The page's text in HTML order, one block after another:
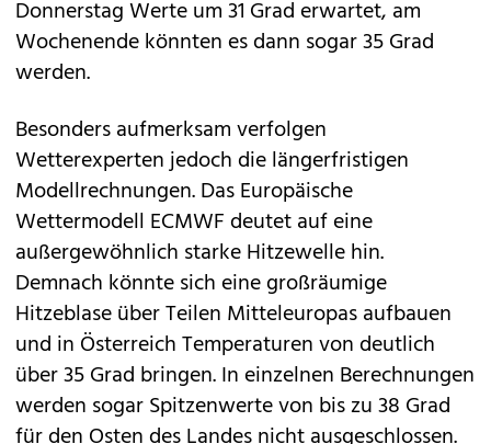
Donnerstag Werte um 31 Grad erwartet, am
Wochenende könnten es dann sogar 35 Grad
werden.
Besonders aufmerksam verfolgen
Wetterexperten jedoch die längerfristigen
Modellrechnungen. Das Europäische
Wettermodell ECMWF deutet auf eine
außergewöhnlich starke Hitzewelle hin.
Demnach könnte sich eine großräumige
Hitzeblase über Teilen Mitteleuropas aufbauen
und in Österreich Temperaturen von deutlich
über 35 Grad bringen. In einzelnen Berechnungen
werden sogar Spitzenwerte von bis zu 38 Grad